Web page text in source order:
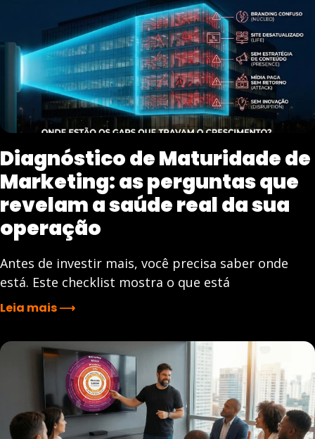
Diagnóstico de Maturidade de
Marketing: as perguntas que
revelam a saúde real da sua
operação
Antes de investir mais, você precisa saber onde
está. Este checklist mostra o que está
Leia mais ⟶